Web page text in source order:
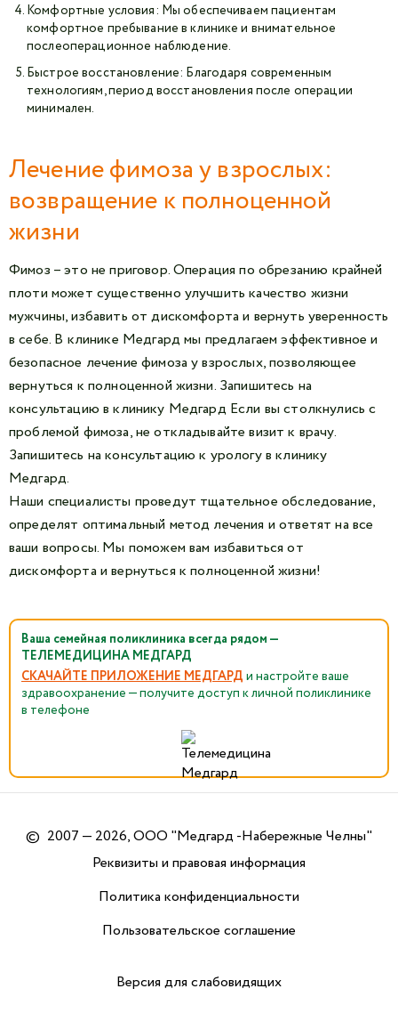
Комфортные условия: Мы обеспечиваем пациентам
комфортное пребывание в клинике и внимательное
послеоперационное наблюдение.
Быстрое восстановление: Благодаря современным
технологиям, период восстановления после операции
минимален.
Лечение фимоза у взрослых:
возвращение к полноценной
жизни
Фимоз – это не приговор. Операция по обрезанию крайней
плоти может существенно улучшить качество жизни
мужчины, избавить от дискомфорта и вернуть уверенность
в себе. В клинике Медгард мы предлагаем эффективное и
безопасное лечение фимоза у взрослых, позволяющее
вернуться к полноценной жизни. Запишитесь на
консультацию в клинику Медгард Если вы столкнулись с
проблемой фимоза, не откладывайте визит к врачу.
Запишитесь на консультацию к урологу в клинику
Медгард.
Наши специалисты проведут тщательное обследование,
определят оптимальный метод лечения и ответят на все
ваши вопросы. Мы поможем вам избавиться от
дискомфорта и вернуться к полноценной жизни!
Ваша семейная поликлиника всегда рядом —
ТЕЛЕМЕДИЦИНА МЕДГАРД
СКАЧАЙТЕ ПРИЛОЖЕНИЕ МЕДГАРД и настройте ваше
здравоохранение — получите доступ к личной поликлинике
в телефоне
© 2007 — 2026, ООО "Медгард -Набережные Челны"
Реквизиты и правовая информация
Политика конфиденциальности
Пользовательское соглашение
Версия для слабовидящих